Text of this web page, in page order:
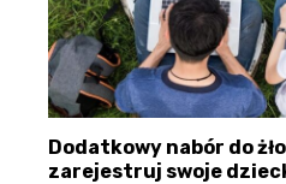
Dodatkowy nabór do
zarejestruj swoje